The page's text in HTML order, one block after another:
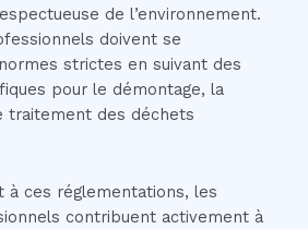
de l’environnement.
doivent se
strictes en suivant des
pour le démontage, la
traitement des déchets
à ces réglementations, les
contribuent activement à